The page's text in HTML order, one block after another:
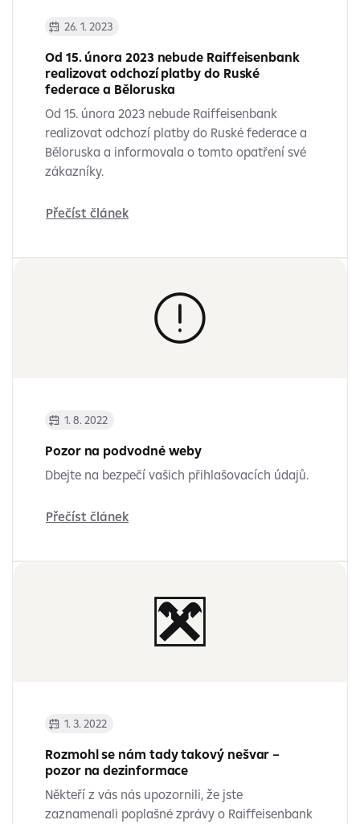
26. 1. 2023
Od 15. února 2023 nebude Raiffeisenbank
realizovat odchozí platby do Ruské
federace a Běloruska
Od 15. února 2023 nebude Raiffeisenbank
realizovat odchozí platby do Ruské federace a
Běloruska a informovala o tomto opatření své
zákazníky.
Přečíst článek
1. 8. 2022
Pozor na podvodné weby
Dbejte na bezpečí vašich přihlašovacích údajů.
Přečíst článek
1. 3. 2022
Rozmohl se nám tady takový nešvar –
pozor na dezinformace
Někteří z vás nás upozornili, že jste
zaznamenali poplašné zprávy o Raiffeisenbank